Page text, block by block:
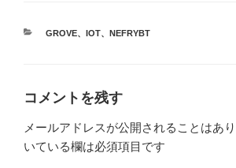
カ
GROVE、 IOT、 NEFRYBT
コメントを残す
メールアドレスが公開されることはあり
いている欄は必須項目です